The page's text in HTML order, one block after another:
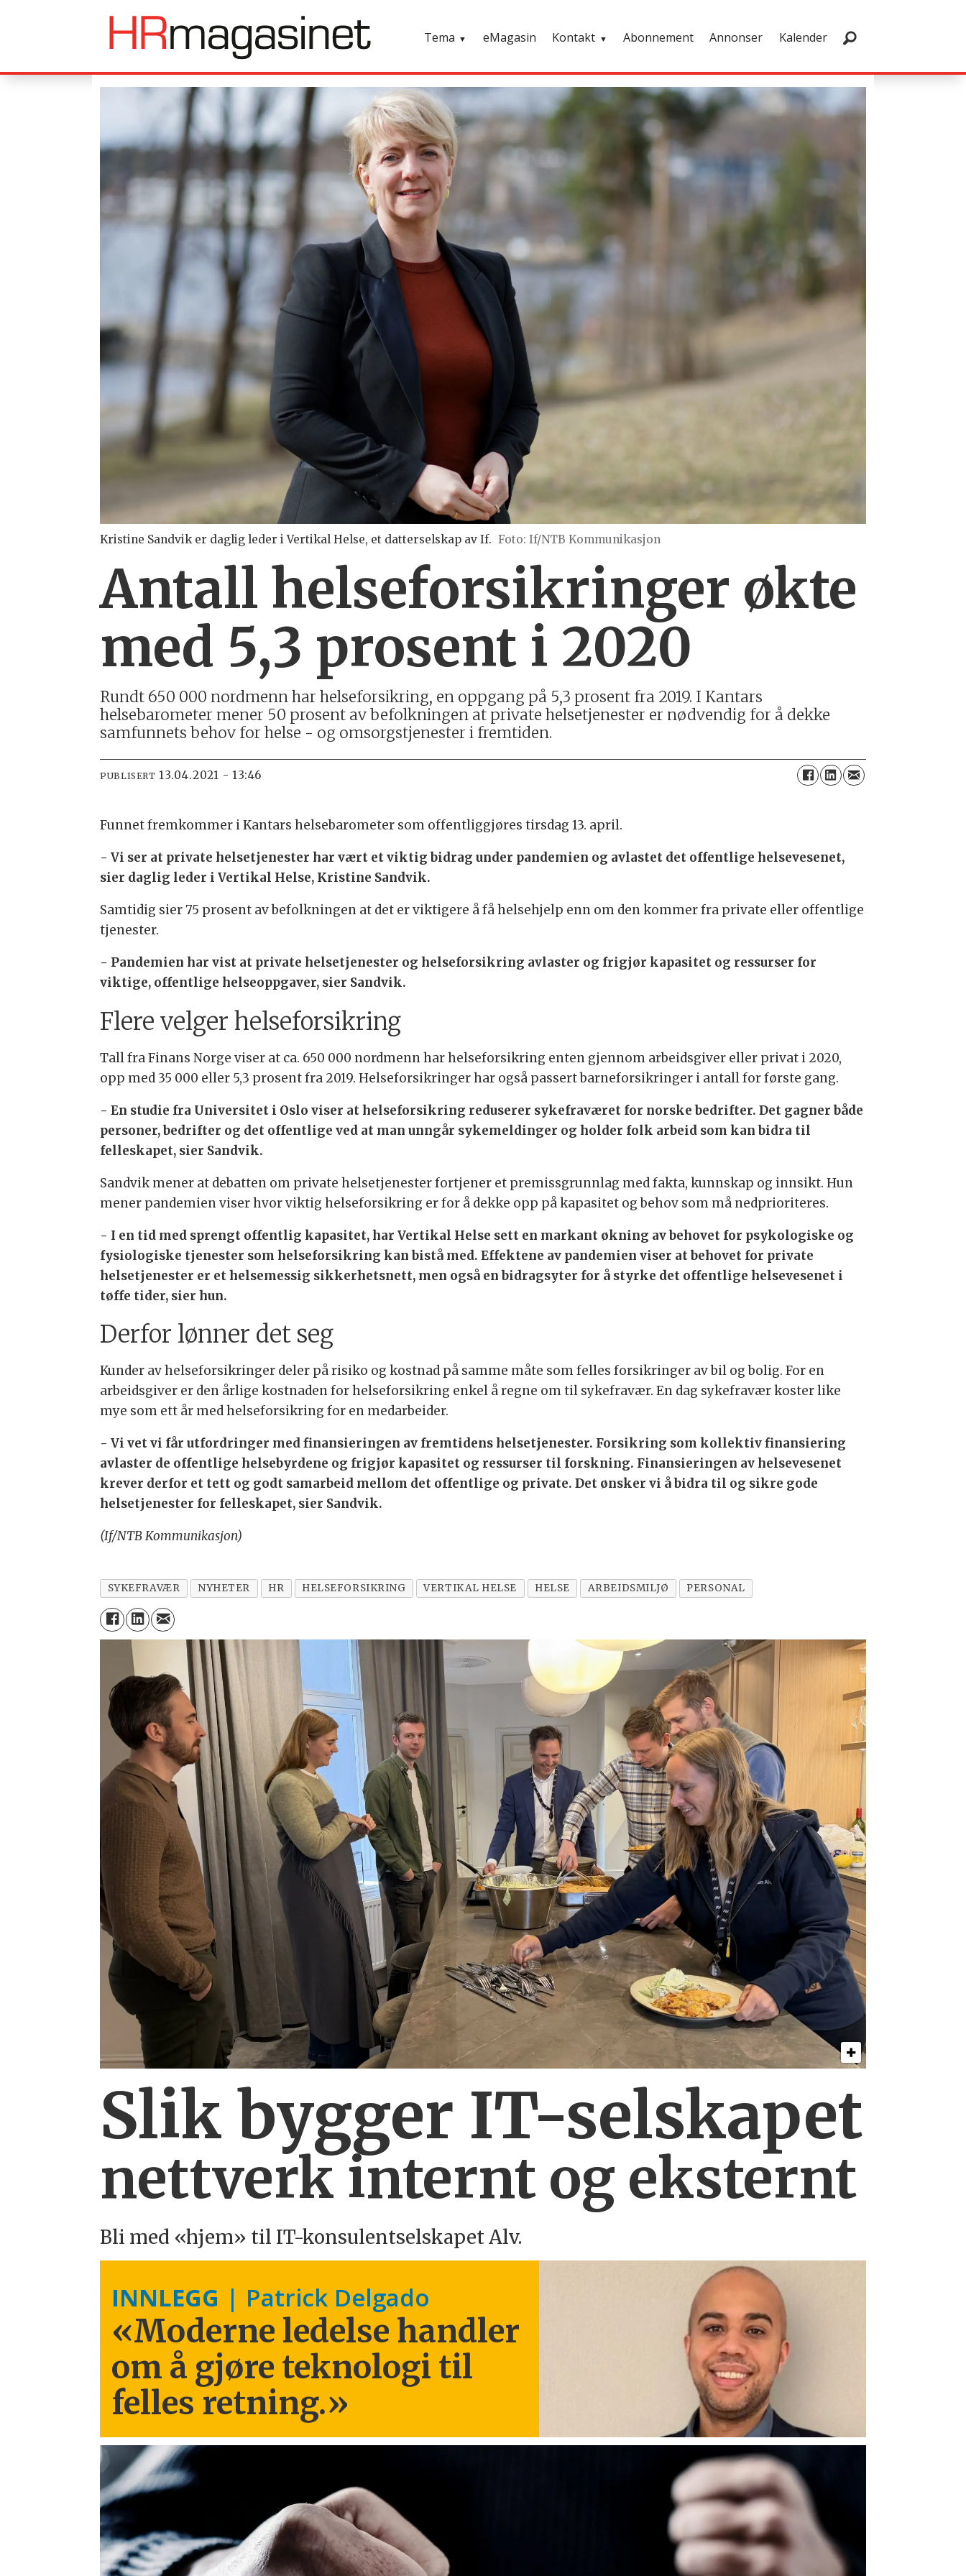
Tema eMagasin Kontakt Abonnement Annonser Kalender
Kristine Sandvik er daglig leder i Vertikal Helse, et datterselskap av If. Foto: If/NTB Kommunikasjon
Antall helseforsikringer økte
med 5,3 prosent i 2020
Rundt 650 000 nordmenn har helseforsikring, en oppgang på 5,3 prosent fra 2019. I Kantars
helsebarometer mener 50 prosent av befolkningen at private helsetjenester er nødvendig for å dekke
samfunnets behov for helse - og omsorgstjenester i fremtiden.
PUBLISERT 13.04.2021 - 13:46
Funnet fremkommer i Kantars helsebarometer som offentliggjøres tirsdag 13. april.
- Vi ser at private helsetjenester har vært et viktig bidrag under pandemien og avlastet det offentlige helsevesenet,
sier daglig leder i Vertikal Helse, Kristine Sandvik.
Samtidig sier 75 prosent av befolkningen at det er viktigere å få helsehjelp enn om den kommer fra private eller offentlige
tjenester.
- Pandemien har vist at private helsetjenester og helseforsikring avlaster og frigjør kapasitet og ressurser for
viktige, offentlige helseoppgaver, sier Sandvik.
Flere velger helseforsikring
Tall fra Finans Norge viser at ca. 650 000 nordmenn har helseforsikring enten gjennom arbeidsgiver eller privat i 2020,
opp med 35 000 eller 5,3 prosent fra 2019. Helseforsikringer har også passert barneforsikringer i antall for første gang.
- En studie fra Universitet i Oslo viser at helseforsikring reduserer sykefraværet for norske bedrifter. Det gagner både
personer, bedrifter og det offentlige ved at man unngår sykemeldinger og holder folk arbeid som kan bidra til
felleskapet, sier Sandvik.
Sandvik mener at debatten om private helsetjenester fortjener et premissgrunnlag med fakta, kunnskap og innsikt. Hun
mener pandemien viser hvor viktig helseforsikring er for å dekke opp på kapasitet og behov som må nedprioriteres.
- I en tid med sprengt offentlig kapasitet, har Vertikal Helse sett en markant økning av behovet for psykologiske og
fysiologiske tjenester som helseforsikring kan bistå med. Effektene av pandemien viser at behovet for private
helsetjenester er et helsemessig sikkerhetsnett, men også en bidragsyter for å styrke det offentlige helsevesenet i
tøffe tider, sier hun.
Derfor lønner det seg
Kunder av helseforsikringer deler på risiko og kostnad på samme måte som felles forsikringer av bil og bolig. For en
arbeidsgiver er den årlige kostnaden for helseforsikring enkel å regne om til sykefravær. En dag sykefravær koster like
mye som ett år med helseforsikring for en medarbeider.
- Vi vet vi får utfordringer med finansieringen av fremtidens helsetjenester. Forsikring som kollektiv finansiering
avlaster de offentlige helsebyrdene og frigjør kapasitet og ressurser til forskning. Finansieringen av helsevesenet
krever derfor et tett og godt samarbeid mellom det offentlige og private. Det ønsker vi å bidra til og sikre gode
helsetjenester for felleskapet, sier Sandvik.
(If/NTB Kommunikasjon)
SYKEFRAVÆR NYHETER HR HELSEFORSIKRING VERTIKAL HELSE HELSE ARBEIDSMILJØ PERSONAL
Slik bygger IT-selskapet
nettverk internt og eksternt
Bli med «hjem» til IT-konsulentselskapet Alv.
INNLEGG | Patrick Delgado
«Moderne ledelse handler
om å gjøre teknologi til
felles retning.»